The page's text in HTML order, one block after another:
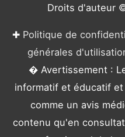
Droits d'auteur
✚ Politique de
générales
� Avertissement :
informatif et éducatif
comme un avis
contenu qu'en